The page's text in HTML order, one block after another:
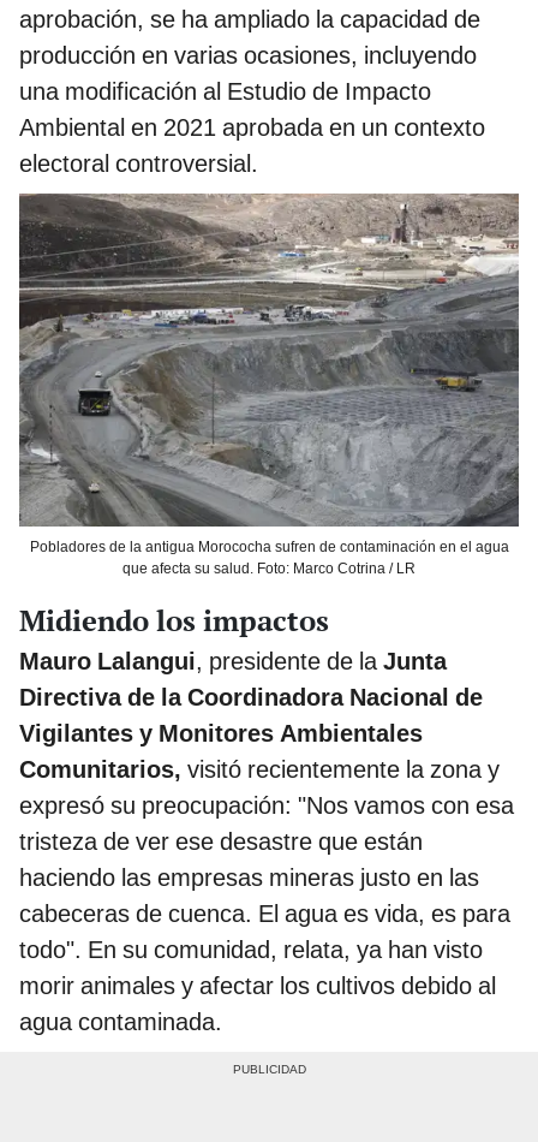
aprobación, se ha ampliado la capacidad de
producción en varias ocasiones, incluyendo
una modificación al Estudio de Impacto
Ambiental en 2021 aprobada en un contexto
electoral controversial.
Pobladores de la antigua Morococha sufren de contaminación en el agua
que afecta su salud. Foto: Marco Cotrina / LR
Midiendo los impactos
Mauro Lalangui, presidente de laJunta
Directiva de la Coordinadora Nacional de
Vigilantes y Monitores Ambientales
Comunitarios, visitó recientemente la zona y
expresó su preocupación: "Nos vamos con esa
tristeza de ver ese desastre que están
haciendo las empresas mineras justo en las
cabeceras de cuenca. El agua es vida, es para
todo". En su comunidad, relata, ya han visto
morir animales y afectar los cultivos debido al
agua contaminada.